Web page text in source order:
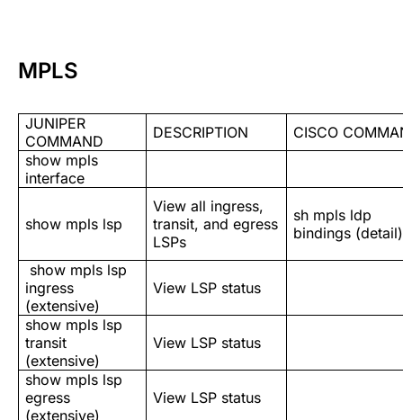
MPLS
JUNIPER
COMMAND
DESCRIPTION
CISCO
show mpls
interface
show mpls lsp
View all ingress,
transit, and egress
LSPs
sh mpls ldp
bindings (detail)
show mpls lsp
ingress
(extensive)
View LSP status
show mpls lsp
transit
(extensive)
View LSP status
show mpls lsp
egress
(extensive)
View LSP status